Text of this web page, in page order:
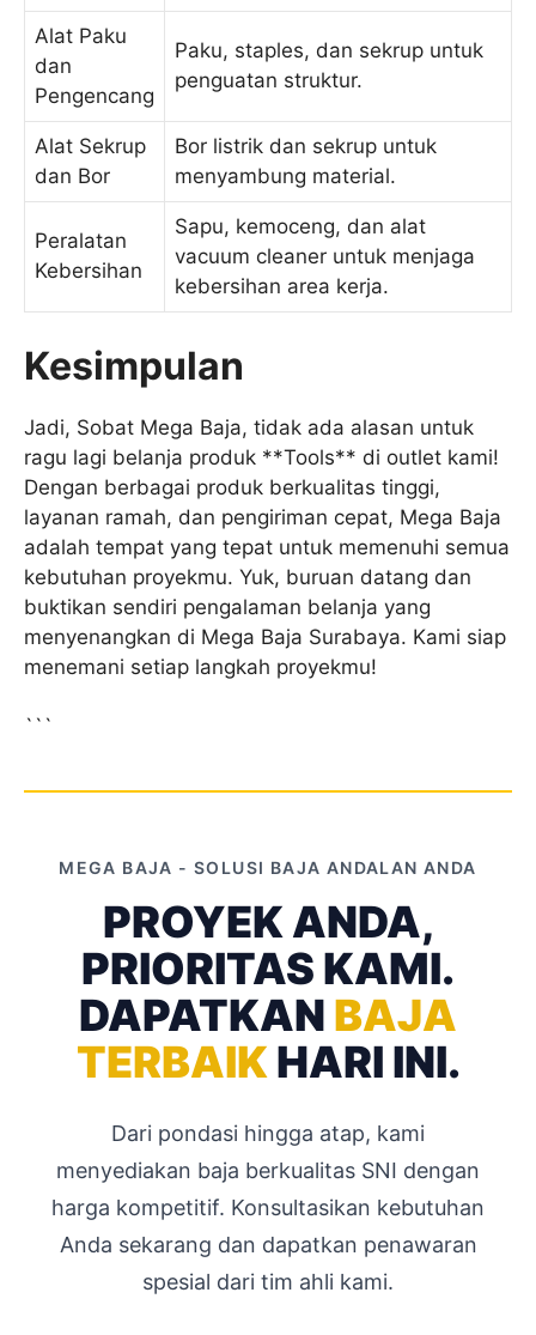
Alat Paku
dan
Pengencang
Paku, staples, dan sekrup untuk
penguatan struktur.
Alat Sekrup
dan Bor
Bor listrik dan sekrup untuk
menyambung material.
Peralatan
Kebersihan
Sapu, kemoceng, dan alat
vacuum cleaner untuk menjaga
kebersihan area kerja.
Kesimpulan
Jadi, Sobat Mega Baja, tidak ada alasan untuk
ragu lagi belanja produk **Tools** di outlet kami!
Dengan berbagai produk berkualitas tinggi,
layanan ramah, dan pengiriman cepat, Mega Baja
adalah tempat yang tepat untuk memenuhi semua
kebutuhan proyekmu. Yuk, buruan datang dan
buktikan sendiri pengalaman belanja yang
menyenangkan di Mega Baja Surabaya. Kami siap
menemani setiap langkah proyekmu!
```
MEGA BAJA - SOLUSI BAJA ANDALAN ANDA
PROYEK ANDA,
PRIORITAS KAMI.
DAPATKAN BAJA
TERBAIKHARI INI.
Dari pondasi hingga atap, kami
menyediakan baja berkualitas SNI dengan
harga kompetitif. Konsultasikan kebutuhan
Anda sekarang dan dapatkan penawaran
spesial dari tim ahli kami.